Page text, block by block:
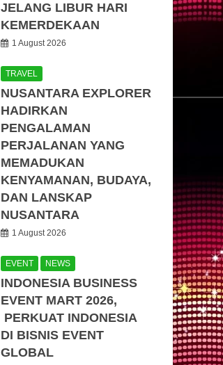
JELANG LIBUR HARI
KEMERDEKAAN
1 August 2026
TRAVEL
NUSANTARA EXPLORER
HADIRKAN
PENGALAMAN
PERJALANAN YANG
MEMADUKAN
KENYAMANAN, BUDAYA,
DAN LANSKAP
NUSANTARA
1 August 2026
EVENT NEWS
INDONESIA BUSINESS
EVENT MART 2026,
PERKUAT INDONESIA
DI BISNIS EVENT
GLOBAL